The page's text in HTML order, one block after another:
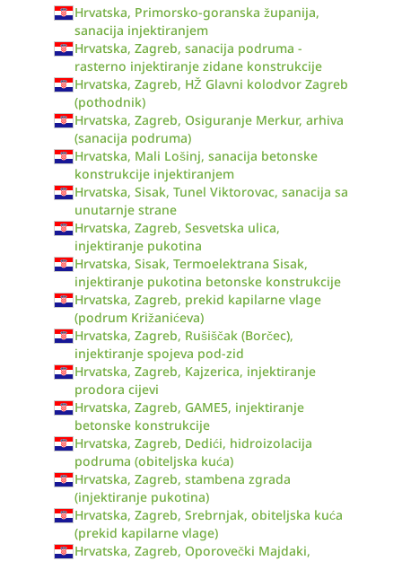
Hrvatska, Primorsko-goranska županija,
sanacija injektiranjem
Hrvatska, Zagreb, sanacija podruma -
rasterno injektiranje zidane konstrukcije
Hrvatska, Zagreb, HŽ Glavni kolodvor Zagreb
(pothodnik)
Hrvatska, Zagreb, Osiguranje Merkur, arhiva
(sanacija podruma)
Hrvatska, Mali Lošinj, sanacija betonske
konstrukcije injektiranjem
Hrvatska, Sisak, Tunel Viktorovac, sanacija sa
unutarnje strane
Hrvatska, Zagreb, Sesvetska ulica,
injektiranje pukotina
Hrvatska, Sisak, Termoelektrana Sisak,
injektiranje pukotina betonske konstrukcije
Hrvatska, Zagreb, prekid kapilarne vlage
(podrum Križanićeva)
Hrvatska, Zagreb, Rušiščak (Borčec),
injektiranje spojeva pod-zid
Hrvatska, Zagreb, Kajzerica, injektiranje
prodora cijevi
Hrvatska, Zagreb, GAME5, injektiranje
betonske konstrukcije
Hrvatska, Zagreb, Dedići, hidroizolacija
podruma (obiteljska kuća)
Hrvatska, Zagreb, stambena zgrada
(injektiranje pukotina)
Hrvatska, Zagreb, Srebrnjak, obiteljska kuća
(prekid kapilarne vlage)
Hrvatska, Zagreb, Oporovečki Majdaki,